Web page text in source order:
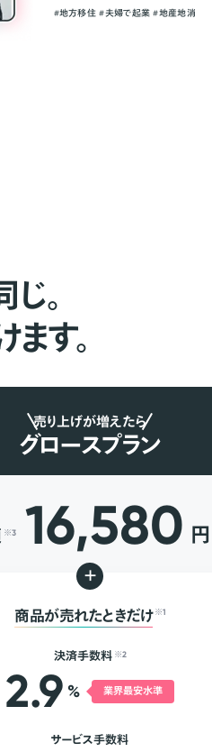
#地方移住 #夫婦で起業 #地産地消
。
す。
売り上げが増えたら
グロースプラン
※3 16,580 円
+
商品が売れたときだけ ※1
決済手数料 ※2
2.9 % 業界最安水準
サービス手数料